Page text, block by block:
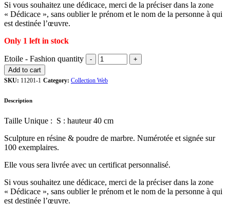
Si vous souhaitez une dédicace, merci de la préciser dans la zone
« Dédicace », sans oublier le prénom et le nom de la personne à qui
est destinée l’œuvre.
Only 1 left in stock
Etoile - Fashion quantity
Add to cart
SKU: 11201-1 Category: Collection Web
Description
Taille Unique : S : hauteur 40 cm
Sculpture en résine & poudre de marbre. Numérotée et signée sur
100 exemplaires.
Elle vous sera livrée avec un certificat personnalisé.
Si vous souhaitez une dédicace, merci de la préciser dans la zone
« Dédicace », sans oublier le prénom et le nom de la personne à qui
est destinée l’œuvre.